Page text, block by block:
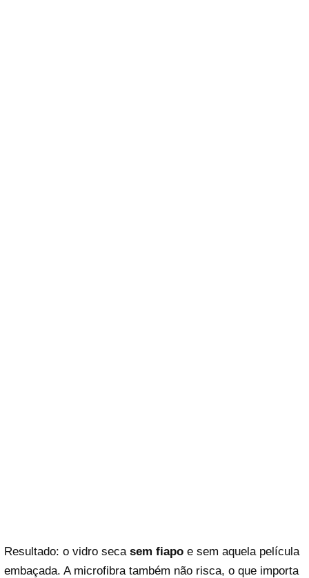
Resultado: o vidro seca sem fiapo e sem aquela película
embaçada. A microfibra também não risca, o que importa